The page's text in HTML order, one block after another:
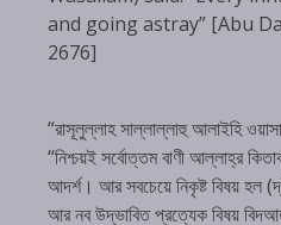
and going astray” [Abu
2676]
“রাসূলুল্লাহ সাল্লাল্লাহু আলাইহি
“নিশ্চয়ই সর্বোত্তম বাণী আল্লাহ্‌র
আদর্শ। আর সবচেয়ে নিকৃষ্ট বিষয় হল
আর নব উদ্ভাবিত প্রত্যেক বিষয়